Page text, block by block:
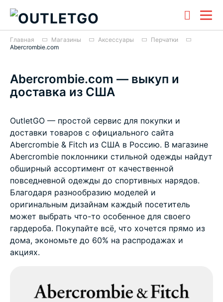
Главная Магазины Аксессуары
Перчатки
Abercrombie.com
Abercrombie.com — выкуп и
доставка из США
OutletGO — простой сервис для покупки и
доставки товаров с официального сайта
Abercrombie & Fitch из США в Россию. В магазине
Abercrombie поклонники стильной одежды найдут
обширный ассортимент от качественной
повседневной одежды до спортивных нарядов.
Благодаря разнообразию моделей и
оригинальным дизайнам каждый посетитель
может выбрать что-то особенное для своего
гардероба. Покупайте всё, что хочется прямо из
дома, экономьте до 60% на распродажах и
акциях.